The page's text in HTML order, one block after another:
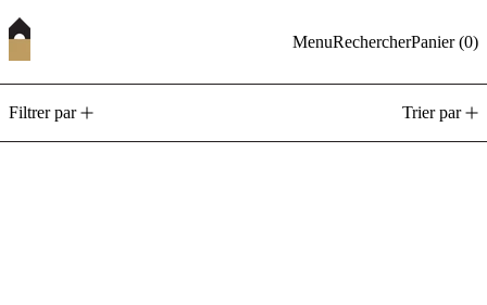
MenuRechercherPanier (0)
Filtrer par
Trier par